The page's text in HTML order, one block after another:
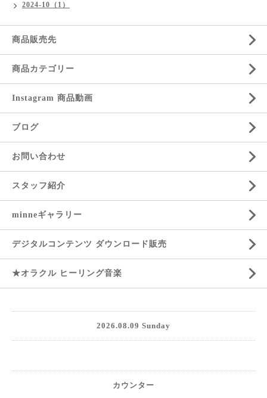
2024-10（1）
商品販売先
商品カテゴリー
Instagram 商品動画
ブログ
お問い合わせ
スタッフ紹介
minneギャラリー
デジタルコンテンツ ダウンロード販売
★オラクル ヒーリング音楽
2026.08.09 Sunday
カウンター